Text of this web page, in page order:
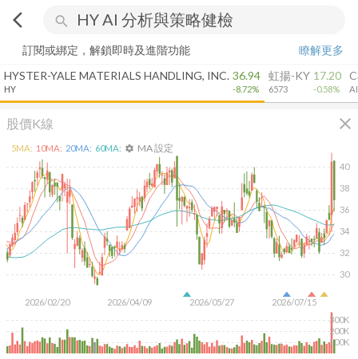
arrow_back_ios search
訂閱或綁定，解鎖即時及進階功能
瞭解更多
HYSTER-YALE MATERIALS HANDLING, INC.
HY
36.94
-8.72%
虹揚-KY
6573
17.20
-0.58% AI
股價K線 close
2026/02/20 2026/04/09 2026/05/27 2026/07/15
30
32
34
36
38
40
100K
200K
300K
5MA: 10MA: 20MA: 60MA: settings MA 設定